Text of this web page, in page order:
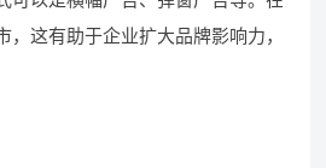
，这有助于企业扩大品牌影响力，